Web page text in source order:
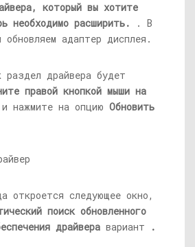
который вы хотите
необходимо расширить.
. В
обновляем адаптер дисплея.
драйвера будет
правой кнопкой мыши на
и нажмите на опцию Обновить
откроется следующее окно,
поиск обновленного
драйвера вариант .